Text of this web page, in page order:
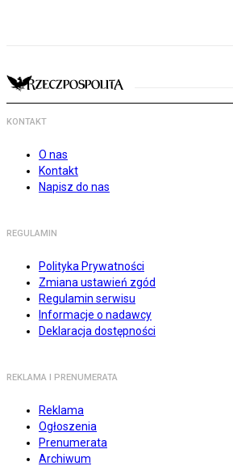
KONTAKT
O nas
Kontakt
Napisz do nas
REGULAMIN
Polityka Prywatności
Zmiana ustawień zgód
Regulamin serwisu
Informacje o nadawcy
Deklaracja dostępności
REKLAMA I PRENUMERATA
Reklama
Ogłoszenia
Prenumerata
Archiwum